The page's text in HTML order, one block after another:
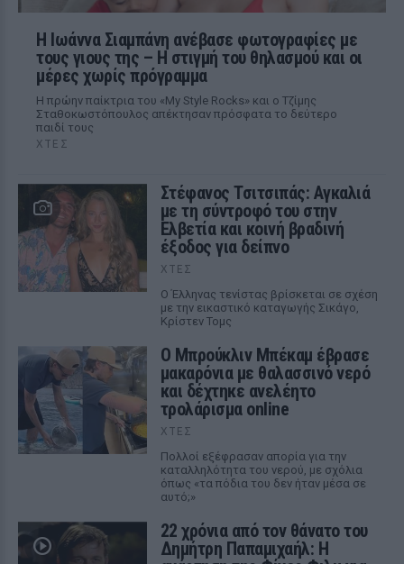
H Ιωάννα Σιαμπάνη ανέβασε φωτογραφίες με
τους γιους της – Η στιγμή του θηλασμού και οι
μέρες χωρίς πρόγραμμα
Η πρώην παίκτρια του «My Style Rocks» και ο Τζίμης
Σταθοκωστόπουλος απέκτησαν πρόσφατα το δεύτερο
παιδί τους
ΧΤΕΣ
Στέφανος Τσιτσιπάς: Αγκαλιά
με τη σύντροφό του στην
Ελβετία και κοινή βραδινή
έξοδος για δείπνο
ΧΤΕΣ
Ο Έλληνας τενίστας βρίσκεται σε σχέση
με την εικαστικό καταγωγής Σικάγο,
Κρίστεν Τομς
Ο Μπρούκλιν Μπέκαμ έβρασε
μακαρόνια με θαλασσινό νερό
και δέχτηκε ανελέητο
τρολάρισμα online
ΧΤΕΣ
Πολλοί εξέφρασαν απορία για την
καταλληλότητα του νερού, με σχόλια
όπως «τα πόδια του δεν ήταν μέσα σε
αυτό;»
22 χρόνια από τον θάνατο του
Δημήτρη Παπαμιχαήλ: Η